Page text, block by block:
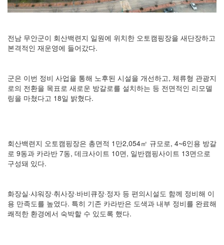
전남 무안군이 회산백련지 일원에 위치한 오토캠핑장을 새단장하고
본격적인 재운영에 들어갔다.
군은 이번 정비 사업을 통해 노후된 시설을 개선하고, 체류형 관광지
로의 전환을 목표로 새로운 방갈로를 설치하는 등 전면적인 리모델
링을 마쳤다고 18일 밝혔다.
회산백련지 오토캠핑장은 총면적 1만2,054㎡ 규모로, 4~6인용 방갈
로 9동과 카라반 7동, 데크사이트 10면, 일반캠핑사이트 13면으로
구성돼 있다.
화장실·샤워장·취사장·바비큐장·정자 등 편의시설도 함께 정비해 이
용 만족도를 높였다. 특히 기존 카라반은 도색과 내부 정비를 완료해
쾌적한 환경에서 숙박할 수 있도록 했다.